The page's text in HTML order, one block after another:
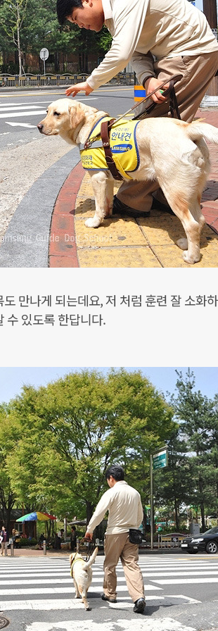
만나게 되는데요, 저 처럼 훈련 잘 소화
수 있도록 한답니다.